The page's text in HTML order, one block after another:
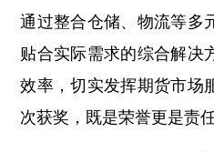
通过整合仓储、物流等多
贴合实际需求的综合解决
效率，切实发挥期货市场
次获奖，既是荣誉更是责